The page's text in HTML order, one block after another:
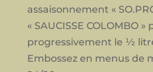
assaisonnement «
« SAUCISSE COLOMBO »
progressivement le ½
Embossez en menus de